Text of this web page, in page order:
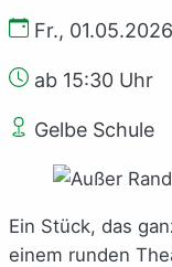
Fr., 01.05.2026
ab 15:30 Uhr
Gelbe Schule
Ein Stück, das
einem runden